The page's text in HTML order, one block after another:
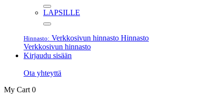
LAPSILLE
Hinnasto: Verkkosivun hinnasto Hinnasto
Verkkosivun hinnasto
Kirjaudu sisään
Ota yhteyttä
My Cart 0